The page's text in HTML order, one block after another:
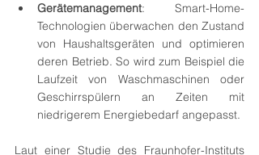
Gerätemanagement: Smart-Home-
Technologien überwachen den Zustand
von Haushaltsgeräten und optimieren
deren Betrieb. So wird zum Beispiel die
Laufzeit von Waschmaschinen oder
Geschirrspülern an Zeiten mit
niedrigerem Energiebedarf angepasst.
Laut einer Studie des Fraunhofer-Instituts